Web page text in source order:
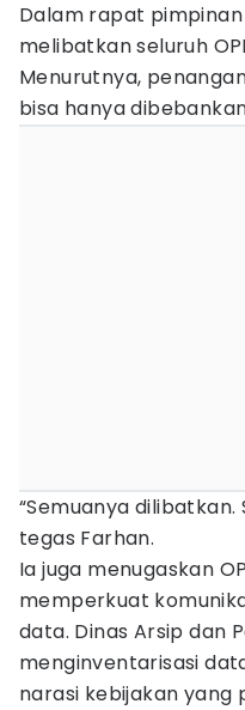
Dalam rapat
melibatkan seluruh
Menurutnya,
bisa hanya
“Semuanya
tegas Farhan.
Ia juga menugaskan
memperkuat
data. Dinas Arsip dan
menginventarisasi
narasi kebijakan yang